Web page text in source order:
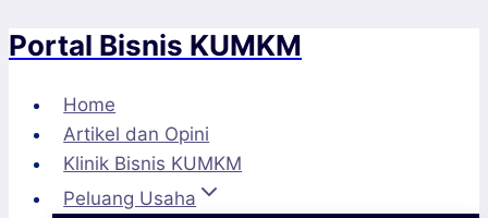
Skip
content
Portal Bisnis KUMKM
Home
Artikel dan Opini
Klinik Bisnis KUMKM
Peluang Usaha